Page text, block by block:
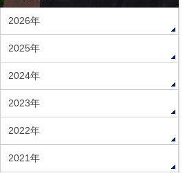
2026年
2025年
2024年
2023年
2022年
2021年